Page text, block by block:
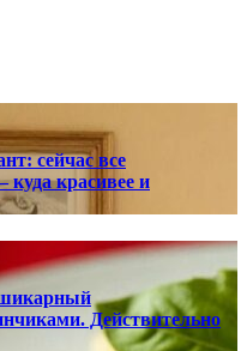
сейчас все
красивее и
Действительно